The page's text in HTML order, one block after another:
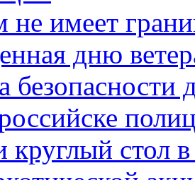
не имеет
дню
безопасности
круглый стол